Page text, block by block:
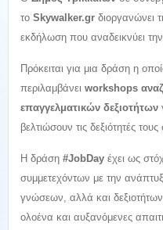
το Skywalker.gr διοργανώνει
εκδήλωση που αναδεικνύει
Πρόκειται για μια δράση η
περιλαμβάνει workshops
επαγγελματικών δεξιοτήτων
βελτιώσουν τις δεξιότητές
Η δράση #JobDay έχει ως
συμμετεχόντων με την
γνώσεων, αλλά και
ολοένα και αυξανόμενες